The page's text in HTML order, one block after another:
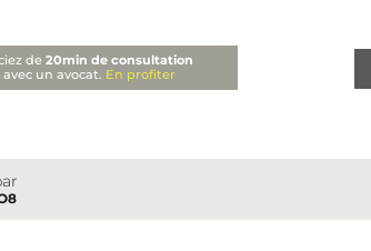
de20min de consultation
avec un avocat. En profiter